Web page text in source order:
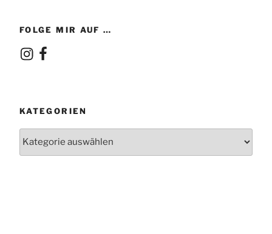
FOLGE MIR AUF …
Instagram
Facebook
KATEGORIEN